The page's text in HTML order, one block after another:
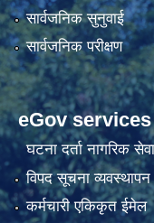
सार्वजनिक सुनुवाई
सार्वजनिक परीक्षण
eGov services
घटना दर्ता नागरिक
विपद सूचना व्यवस्थापन
कर्मचारी एकिकृत ईमेल